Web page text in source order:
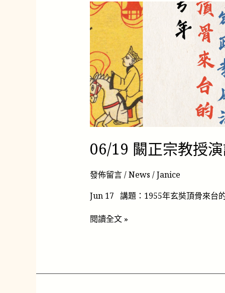
06/19 闞正宗教授
發佈留言/News /Janice
Jun 17 講題：1955年玄奘頂骨來台
06/19
闞
正
宗
教
授
演
講：
1955
年
玄
奘
骨
台
兩
政
閱讀全文 »